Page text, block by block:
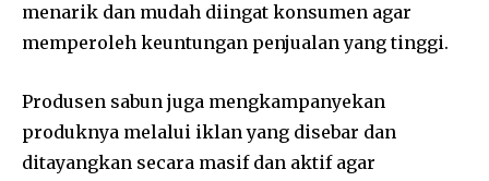
menarik dan mudah diingat konsumen agar
memperoleh keuntungan penjualan yang tinggi.
Produsen sabun juga mengkampanyekan
produknya melalui iklan yang disebar dan
ditayangkan secara masif dan aktif agar